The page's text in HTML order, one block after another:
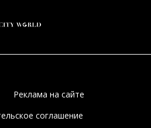
Реклама на сайте
соглашение